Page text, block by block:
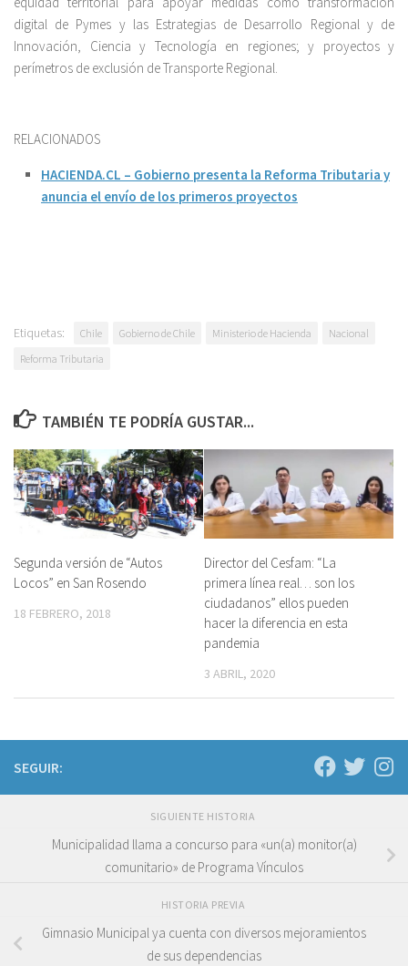
digital de Pymes y las Estrategias de Desarrollo Regional y de
Innovación, Ciencia y Tecnología en regiones; y proyectos y
perímetros de exclusión de Transporte Regional.
RELACIONADOS
HACIENDA.CL – Gobierno presenta la Reforma Tributaria y
anuncia el envío de los primeros proyectos
Etiquetas: Chile Gobierno de Chile Ministerio de Hacienda
Nacional
Reforma Tributaria
TAMBIÉN TE PODRÍA GUSTAR...
Segunda versión de “Autos
Locos” en San Rosendo
18 FEBRERO, 2018
Director del Cesfam: “La
primera línea real… son los
ciudadanos” ellos pueden
hacer la diferencia en esta
pandemia
3 ABRIL, 2020
SEGUIR:
SIGUIENTE HISTORIA
Municipalidad llama a concurso para «un(a) monitor(a)
comunitario» de Programa Vínculos
HISTORIA PREVIA
Gimnasio Municipal ya cuenta con diversos mejoramientos
de sus dependencias